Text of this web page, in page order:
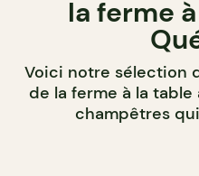
la ferme
Voici notre sélection
de la ferme à la table
champêtres